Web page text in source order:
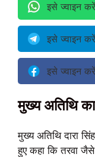
इसे ज्वाइन करें
इसे ज्वाइन करें
इसे ज्वाइन करें
मुख्य अतिथि
मुख्य अतिथि दारा
हुए कहा कि तरवा